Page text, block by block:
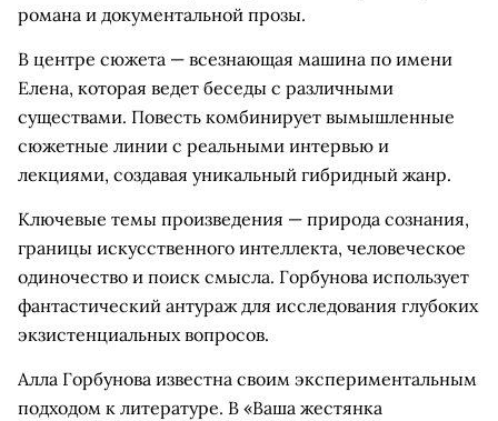
романа и документальной прозы.
В центре сюжета — всезнающая машина по имени
Елена, которая ведет беседы с различными
существами. Повесть комбинирует вымышленные
сюжетные линии с реальными интервью и
лекциями, создавая уникальный гибридный жанр.
Ключевые темы произведения — природа сознания,
границы искусственного интеллекта, человеческое
одиночество и поиск смысла. Горбунова использует
фантастический антураж для исследования глубоких
экзистенциальных вопросов.
Алла Горбунова известна своим экспериментальным
подходом к литературе. В «Ваша жестянка